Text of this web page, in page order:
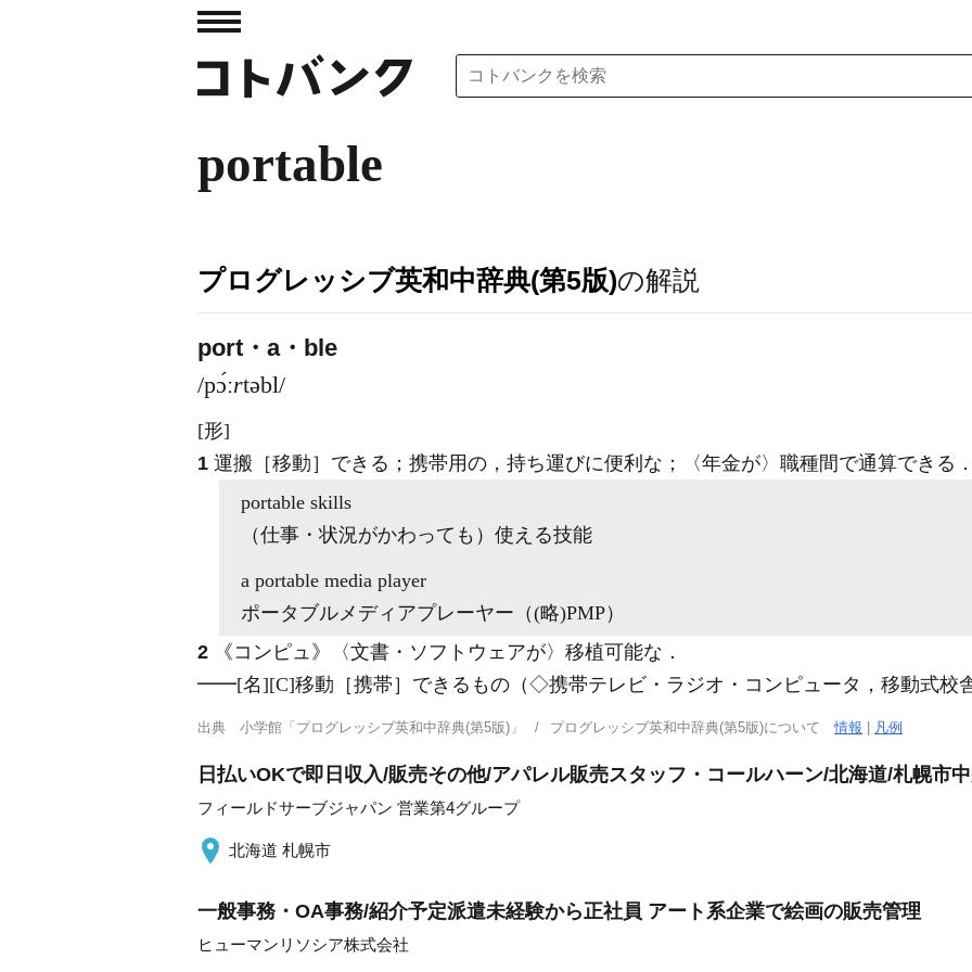
portable
プログレッシブ英和中辞典(第5版)の解説
port・a・ble
/pɔ́ːrtəbl/
[形]
1 運搬［移動］できる；携帯用の，持ち運びに便利な；〈年金が〉職種間で通算できる ．
portable skills
（仕事・状況がかわっても）使える技能
a portable media player
ポータブルメディアプレーヤー（(略)PMP）
2
《コンピュ》 〈文書・ソフトウェアが〉移植可能な ．
━━[名][C]移動［携帯］できるもの（◇携帯テレビ・ラジオ・コンピュータ，移動式校
出典 小学館「プログレッシブ英和中辞典(第5版)」 プログレッシブ英和中辞典(第5版)について情報 凡例
日払いOKで即日収入/販売その他/アパレル販売スタッフ・コールハーン/北海道/札幌市
フィールドサーブジャパン 営業第4グループ
北海道 札幌市
一般事務・OA事務/紹介予定派遣未経験から正社員 アート系企業で絵画の販売管理
ヒューマンリソシア株式会社